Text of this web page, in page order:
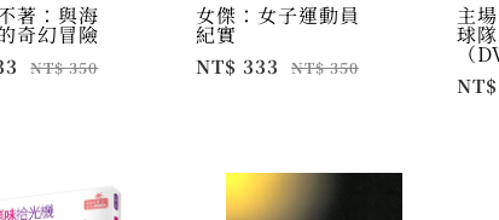
著：與海
奇幻冒險
NT$ 350
女傑：女子運動員
紀實
NT$ 333 NT$ 350
主
球
（